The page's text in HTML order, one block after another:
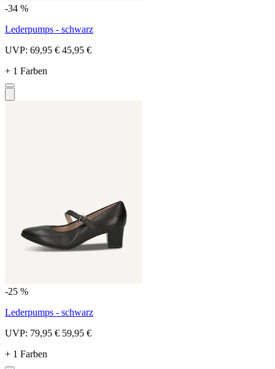
-34 %
Lederpumps - schwarz
UVP: 69,95 € 45,95 €
+ 1 Farben
-25 %
Lederpumps - schwarz
UVP: 79,95 € 59,95 €
+ 1 Farben